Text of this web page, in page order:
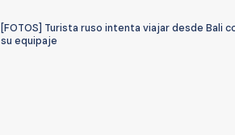
[FOTOS] Turista ruso intenta viajar desde Bali
su equipaje